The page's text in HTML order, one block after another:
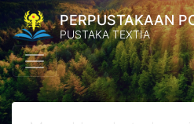
PERPUSTAKAAN
PUSTAKA TEXTIA